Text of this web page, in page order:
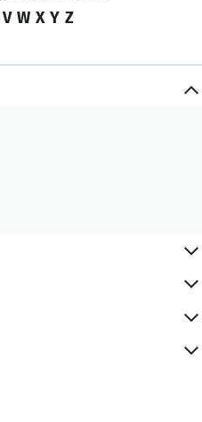
V W X Y Z